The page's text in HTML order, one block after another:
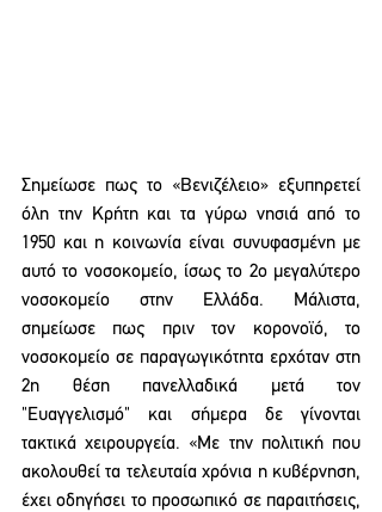
Σημείωσε πως το «Βενιζέλειο» εξυπηρετεί
όλη την Κρήτη και τα γύρω νησιά από το
1950 και η κοινωνία είναι συνυφασμένη με
αυτό το νοσοκομείο, ίσως το 2ο μεγαλύτερο
νοσοκομείο στην Ελλάδα. Μάλιστα,
σημείωσε πως πριν τον κορονοϊό, το
νοσοκομείο σε παραγωγικότητα ερχόταν στη
2η θέση πανελλαδικά μετά τον
"Ευαγγελισμό" και σήμερα δε γίνονται
τακτικά χειρουργεία. «Με την πολιτική που
ακολουθεί τα τελευταία χρόνια η κυβέρνηση,
έχει οδηγήσει το προσωπικό σε παραιτήσεις,